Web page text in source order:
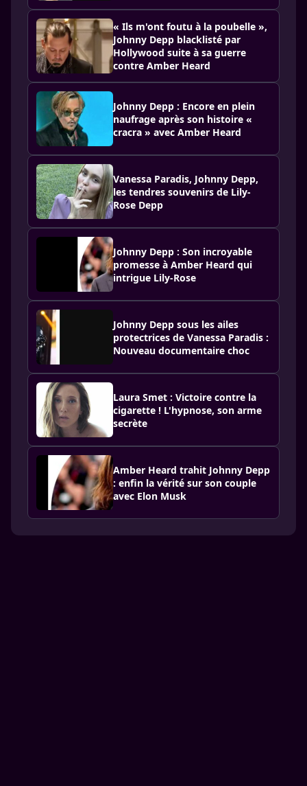
« Ils m'ont foutu à la poubelle »,
Johnny Depp blacklisté par
Hollywood suite à sa guerre
contre Amber Heard
Johnny Depp : Encore en plein
naufrage après son histoire «
cracra » avec Amber Heard
Vanessa Paradis, Johnny Depp,
les tendres souvenirs de Lily-
Rose Depp
Johnny Depp : Son incroyable
promesse à Amber Heard qui
intrigue Lily-Rose
Johnny Depp sous les ailes
protectrices de Vanessa Paradis :
Nouveau documentaire choc
Laura Smet : Victoire contre la
cigarette ! L'hypnose, son arme
secrète
Amber Heard trahit Johnny Depp
: enfin la vérité sur son couple
avec Elon Musk